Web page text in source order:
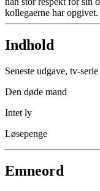
kollegaerne har opgivet.
Indhold
Seneste udgave, tv-
Den døde mand
Intet ly
Løsepenge
Emneord